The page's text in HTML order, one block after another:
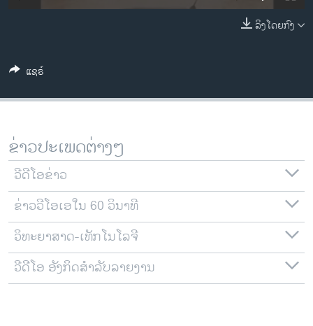
ວິທະຍາສາດ-ເທັກໂນໂລຈີ
ພາສາອັງກິດ
ລາຍການກະຈາຍສຽງ
ລາຍງານ
ຕິດຕາມພວກເຮົາ ທີ່
ພາສາຕ່າງໆ
ລິງໂດຍກົງ
ແຊຣ໌
ຂ່າວປະເພດຕ່າງໆ
ວີດີໂອຂ່າວ
ຂ່າວວີໂອເອໃນ 60 ວິນາທີ
ວິທະຍາສາດ-ເທັກໂນໂລຈີ
ວີດີໂອ ອັງກິດສຳລັບລາຍງານ